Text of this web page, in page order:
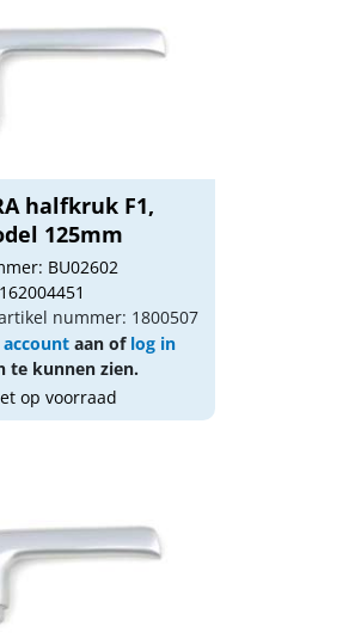
halfkruk F1,
125mm
BU02602
nummer: 1800507
account aan of log in
te kunnen zien.
op voorraad